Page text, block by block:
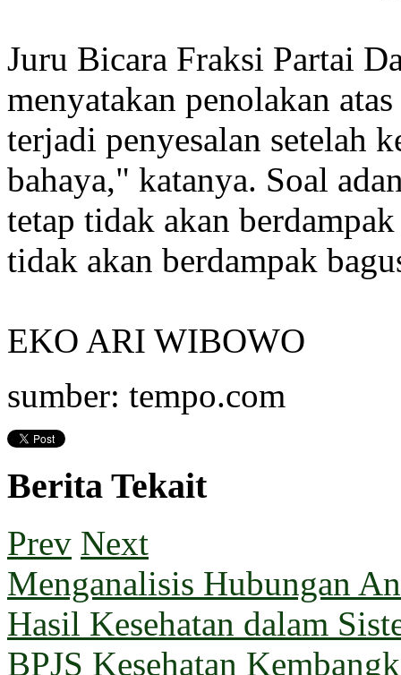
Juru Bicara Fraksi Partai
menyatakan penolakan
terjadi penyesalan setelah
bahaya," katanya. Soal
tetap tidak akan
tidak akan berdampak
EKO ARI WIBOWO
sumber: tempo.com
Berita Tekait
Prev Next
Menganalisis Hubungan
Hasil Kesehatan dalam
BPJS Kesehatan